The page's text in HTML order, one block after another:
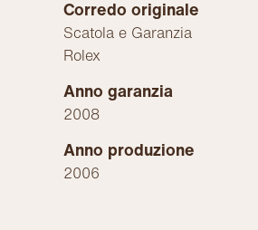
Corredo originale
Scatola e Garanzia
Rolex
Anno garanzia
2008
Anno produzione
2006